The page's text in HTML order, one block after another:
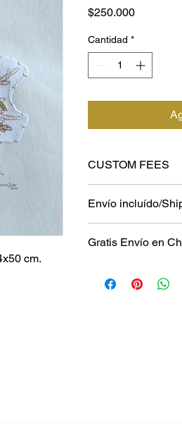
cm.
$250.000Precio
Cantidad *
CUSTOM FEES
country.
Envío incluído/
Gratis Envío en
purchase with the